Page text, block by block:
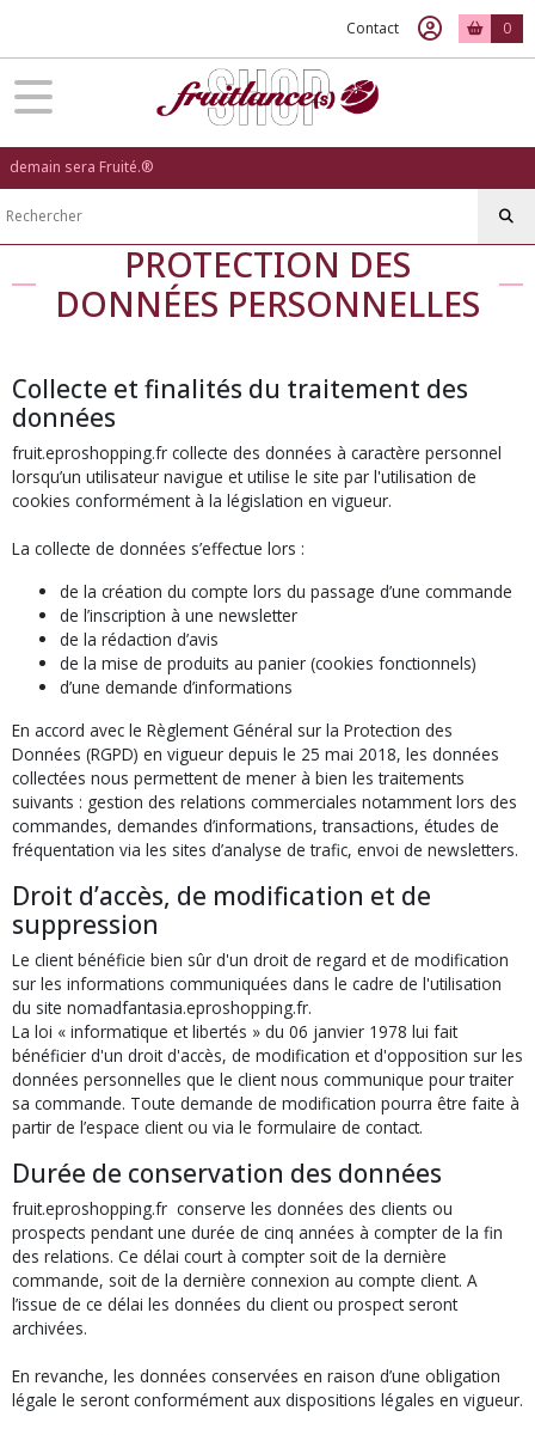
Contact 0
demain sera Fruité.®
PROTECTION DES
DONNÉES PERSONNELLES
Collecte et finalités du traitement des
données
fruit.eproshopping.fr collecte des données à caractère personnel
lorsqu’un utilisateur navigue et utilise le site par l'utilisation de
cookies conformément à la législation en vigueur.
La collecte de données s’effectue lors :
de la création du compte lors du passage d’une commande
de l’inscription à une newsletter
de la rédaction d’avis
de la mise de produits au panier (cookies fonctionnels)
d’une demande d’informations
En accord avec le Règlement Général sur la Protection des
Données (RGPD) en vigueur depuis le 25 mai 2018, les données
collectées nous permettent de mener à bien les traitements
suivants : gestion des relations commerciales notamment lors des
commandes, demandes d’informations, transactions, études de
fréquentation via les sites d’analyse de trafic, envoi de newsletters.
Droit d’accès, de modification et de
suppression
Le client bénéficie bien sûr d'un droit de regard et de modification
sur les informations communiquées dans le cadre de l'utilisation
du site nomadfantasia.eproshopping.fr.
La loi « informatique et libertés » du 06 janvier 1978 lui fait
bénéficier d'un droit d'accès, de modification et d'opposition sur les
données personnelles que le client nous communique pour traiter
sa commande. Toute demande de modification pourra être faite à
partir de l’espace client ou via le formulaire de contact.
Durée de conservation des données
fruit.eproshopping.fr conserve les données des clients ou
prospects pendant une durée de cinq années à compter de la fin
des relations. Ce délai court à compter soit de la dernière
commande, soit de la dernière connexion au compte client. A
l’issue de ce délai les données du client ou prospect seront
archivées.
En revanche, les données conservées en raison d’une obligation
légale le seront conformément aux dispositions légales en vigueur.